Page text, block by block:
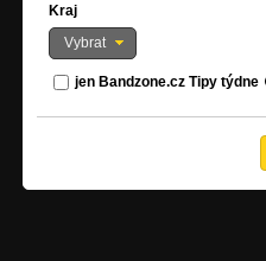
Kraj
Vybrat
jen Bandzone.cz Tipy týdne